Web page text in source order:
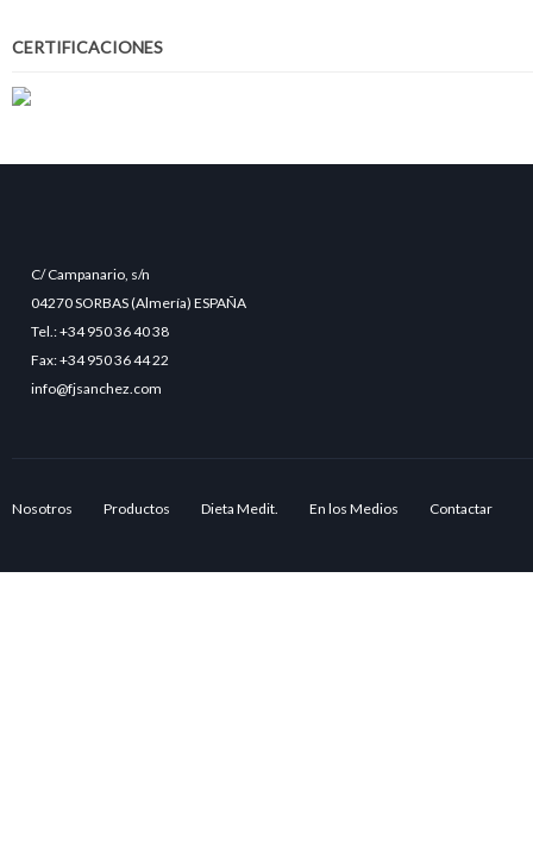
CERTIFICACIONES
C/ Campanario, s/n
04270 SORBAS (Almería) ESPAÑA
Tel.: +34 950 36 40 38
Fax: +34 950 36 44 22
info@fjsanchez.com
Nosotros Productos Dieta Medit. En los Medios Contactar